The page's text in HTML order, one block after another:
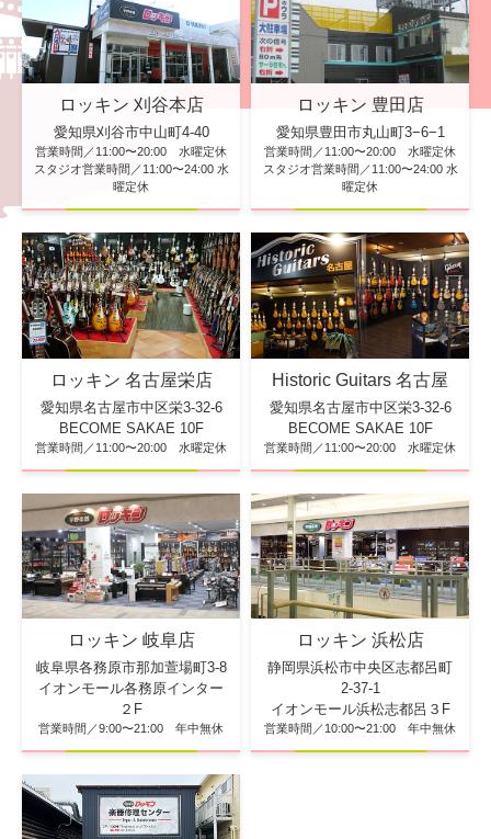
ロッキン 刈谷本店
愛知県刈谷市中山町4-40
営業時間／11:00〜20:00 水曜定休
スタジオ営業時間／11:00〜24:00 水
曜定休
ロッキン 豊田店
愛知県豊田市丸山町3−6−1
営業時間／11:00〜20:00 水曜定休
スタジオ営業時間／11:00〜24:00 水
曜定休
ロッキン 名古屋栄店
愛知県名古屋市中区栄3-32-6
BECOME SAKAE 10F
営業時間／11:00〜20:00 水曜定休
Historic Guitars 名古屋
愛知県名古屋市中区栄3-32-6
BECOME SAKAE 10F
営業時間／11:00〜20:00 水曜定休
ロッキン 岐阜店
岐阜県各務原市那加萱場町3-8
イオンモール各務原インター
２F
営業時間／9:00〜21:00 年中無休
ロッキン 浜松店
静岡県浜松市中央区志都呂町
2-37-1
イオンモール浜松志都呂３F
営業時間／10:00〜21:00 年中無休